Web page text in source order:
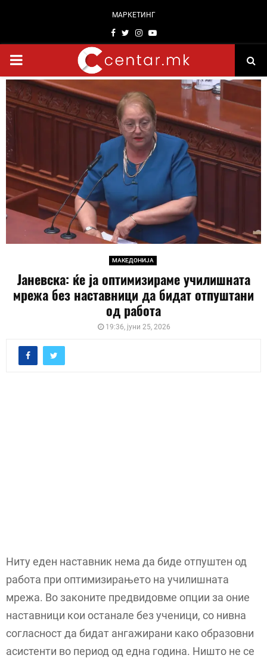
МАРКЕТИНГ
Facebook
TwitterInstagram
Youtube
PRIMARY
MENU
МАКЕДОНИЈА
Јаневска: ќе ја оптимизираме училишната
мрежа без наставници да бидат отпуштани
од работа
19:36, јуни 25, 2026
Ниту еден наставник нема да биде отпуштен од
работа при оптимизирањето на училишната
мрежа. Во законите предвидовме опции за оние
наставници кои останале без ученици, со нивна
согласност да бидат ангажирани како образовни
асистенти во период од една година. Ништо не се